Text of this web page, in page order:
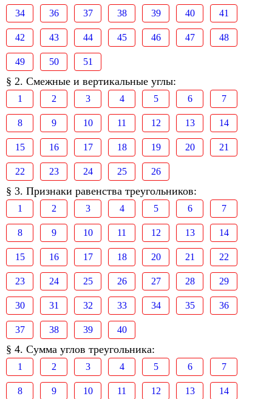
34 36 37 38 39 40 41
42 43 44 45 46 47 48
49 50 51
§ 2. Смежные и вертикальные углы:
1 2 3 4 5 6 7
8 9 10 11 12 13 14
15 16 17 18 19 20 21
22 23 24 25 26
§ 3. Признаки равенства треугольников:
1 2 3 4 5 6 7
8 9 10 11 12 13 14
15 16 17 18 20 21 22
23 24 25 26 27 28 29
30 31 32 33 34 35 36
37 38 39 40
§ 4. Сумма углов треугольника:
1 2 3 4 5 6 7
8 9 10 11 12 13 14